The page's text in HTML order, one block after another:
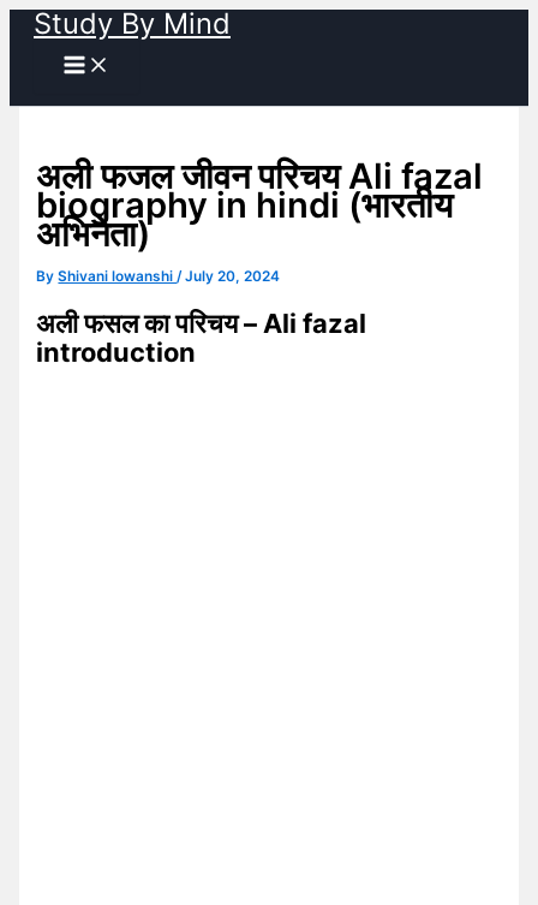
Skip
content
Study By Mind
अली फजल जीवन परिचय Ali fazal
biography in hindi (भारतीय
अभिनेता)
ByShivani lowanshi/July 20, 2024
अली फसल का परिचय – Ali fazal
introduction